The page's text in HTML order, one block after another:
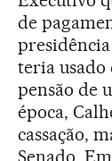
de
presidência
teria
pensão de
época,
cassação,
Senado.